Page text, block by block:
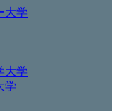
大学
大学
学